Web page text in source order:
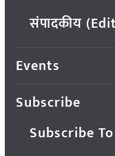
संपादकीय
Events
Subscribe
Subscribe